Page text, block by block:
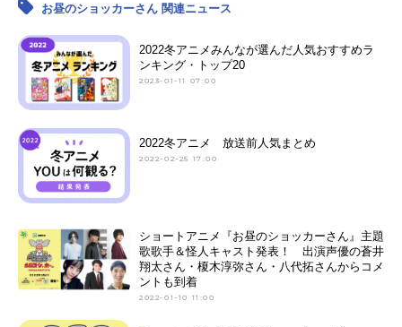
お昼のショッカーさん 関連ニュース
2022冬アニメみんなが選んだ人気おすすめラ
ンキング・トップ20
2023-01-11 07:00
2022冬アニメ 放送前人気まとめ
2022-02-25 17:00
ショートアニメ『お昼のショッカーさん』主題
歌歌手＆怪人キャスト発表！ 出演声優の蒼井
翔太さん・榎木淳弥さん・八代拓さんからコメ
ントも到着
2022-01-10 11:00